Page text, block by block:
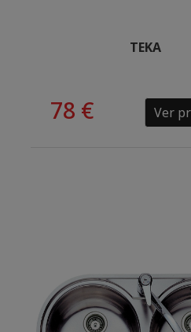
TEKA
78 € Ver